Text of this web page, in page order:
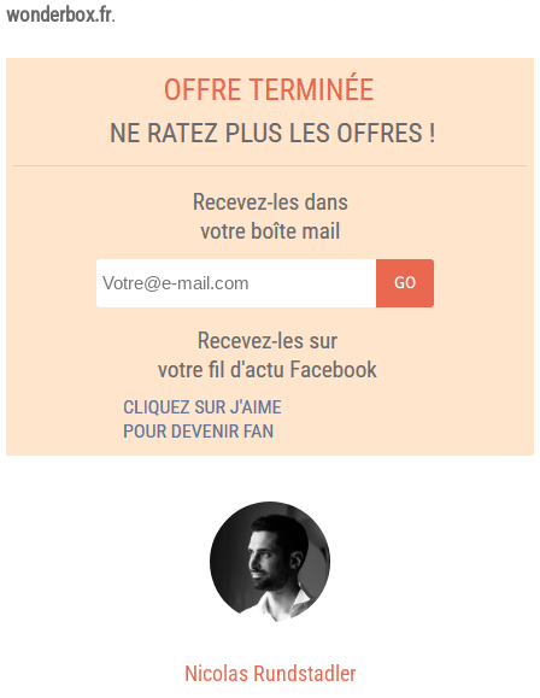
wonderbox.fr.
GO
Nicolas Rundstadler